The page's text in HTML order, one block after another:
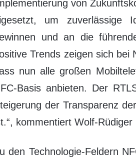
von
um zuverlässige
und an die
Trends zeigen sich bei
nun alle großen
Basis anbieten. Der
der Transparenz
kommentiert Wolf-
den Technologie-Feldern